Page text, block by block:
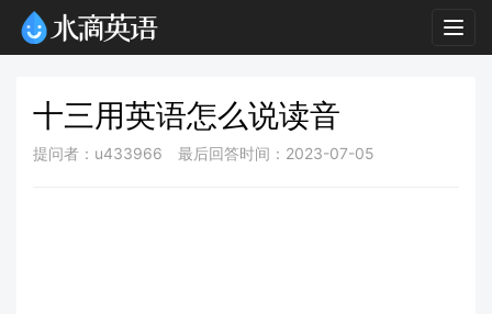
十三用英语怎么说读音
提问者：u433966 最后回答时间：2023-07-05